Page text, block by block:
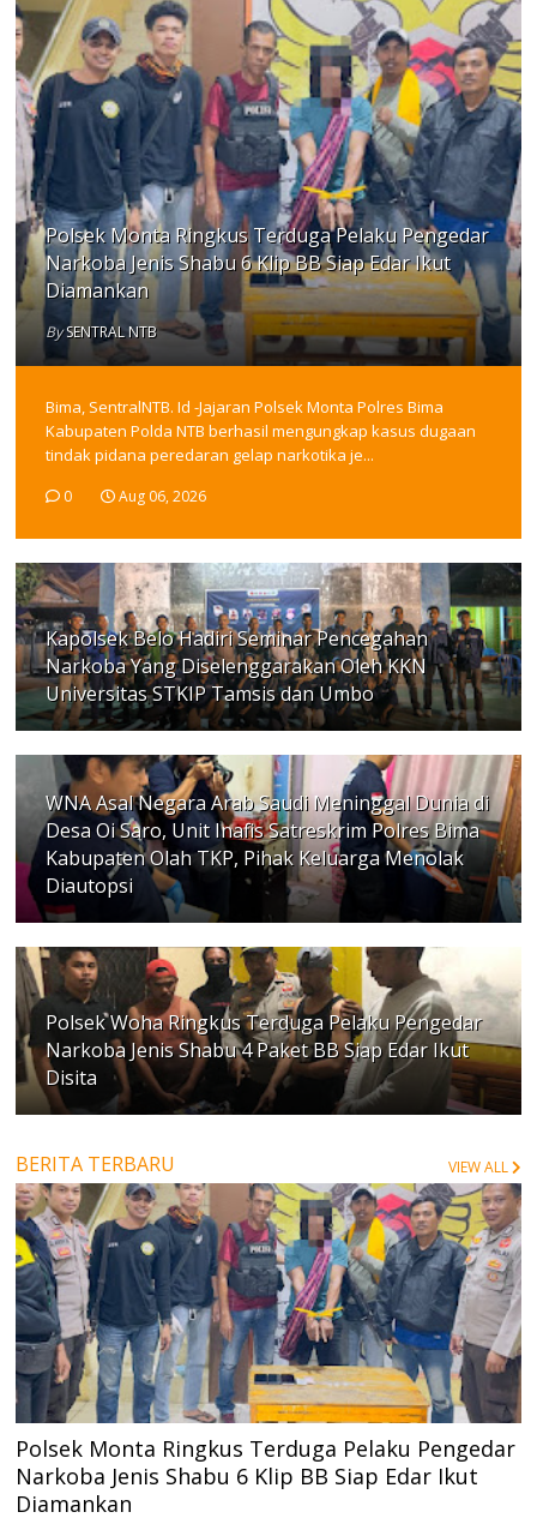
Polsek Monta Ringkus Terduga Pelaku Pengedar
Narkoba Jenis Shabu 6 Klip BB Siap Edar Ikut
Diamankan
By SENTRAL NTB
Bima, SentralNTB. Id -Jajaran Polsek Monta Polres Bima
Kabupaten Polda NTB berhasil mengungkap kasus dugaan
tindak pidana peredaran gelap narkotika je...
0 Aug 06, 2026
Kapolsek Belo Hadiri Seminar Pencegahan
Narkoba Yang Diselenggarakan Oleh KKN
Universitas STKIP Tamsis dan Umbo
WNA Asal Negara Arab Saudi Meninggal Dunia di
Desa Oi Saro, Unit Inafis Satreskrim Polres Bima
Kabupaten Olah TKP, Pihak Keluarga Menolak
Diautopsi
Polsek Woha Ringkus Terduga Pelaku Pengedar
Narkoba Jenis Shabu 4 Paket BB Siap Edar Ikut
Disita
BERITA TERBARU VIEW ALL
Polsek Monta Ringkus Terduga Pelaku Pengedar
Narkoba Jenis Shabu 6 Klip BB Siap Edar Ikut
Diamankan